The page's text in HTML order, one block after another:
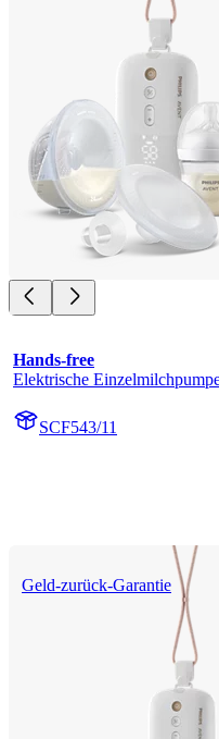
Hands-free
Elektrische
SCF543/11
Geld-zurück-Garantie